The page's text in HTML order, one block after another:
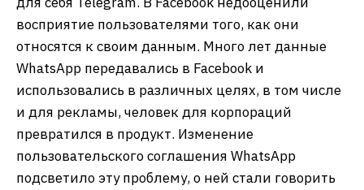
восприятие пользователями того, как они
относятся к своим данным. Много лет данные
WhatsApp передавались в Facebook и
использовались в различных целях, в том числе
и для рекламы, человек для корпораций
превратился в продукт. Изменение
пользовательского соглашения WhatsApp
подсветило эту проблему, о ней стали говорить